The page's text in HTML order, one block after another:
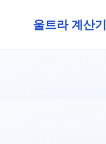
울트라 계산기